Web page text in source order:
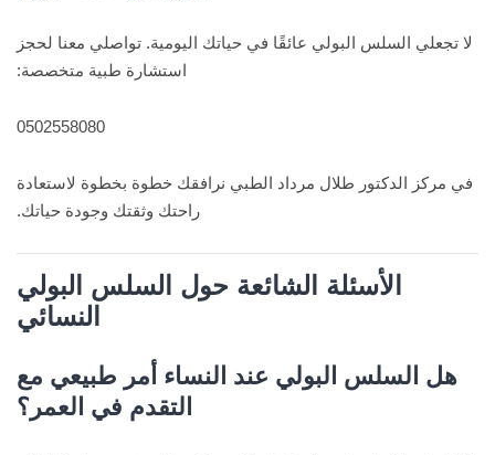
لا تجعلي السلس البولي عائقًا في حياتك اليومية. تواصلي معنا لحجز
استشارة طبية متخصصة:
0502558080
في مركز الدكتور طلال مرداد الطبي نرافقك خطوة بخطوة لاستعادة
راحتك وثقتك وجودة حياتك.
الأسئلة الشائعة حول السلس البولي
النسائي
هل السلس البولي عند النساء أمر طبيعي مع
التقدم في العمر؟